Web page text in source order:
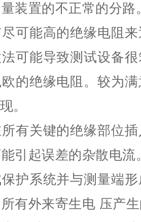
装置的不正常的分
可能高的绝缘电阻
可能导致测试设备
的绝缘电阻。较为
。
有关键的绝缘部位
引起误差的杂散电
护系统并与测量端
有外来寄生电 压产